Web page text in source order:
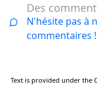
Des
N'hésite pas à
commentaires !
Text is provided under the